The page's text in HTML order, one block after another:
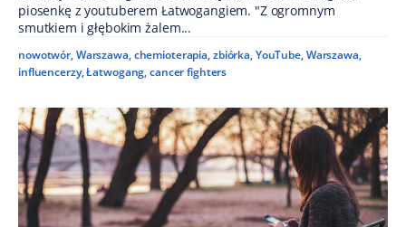
piosenkę z youtuberem Łatwogangiem. "Z ogromnym
smutkiem i głębokim żalem...
nowotwór,Warszawa,chemioterapia,zbiórka,YouTube,Warszawa,
influencerzy,Łatwogang,cancer fighters